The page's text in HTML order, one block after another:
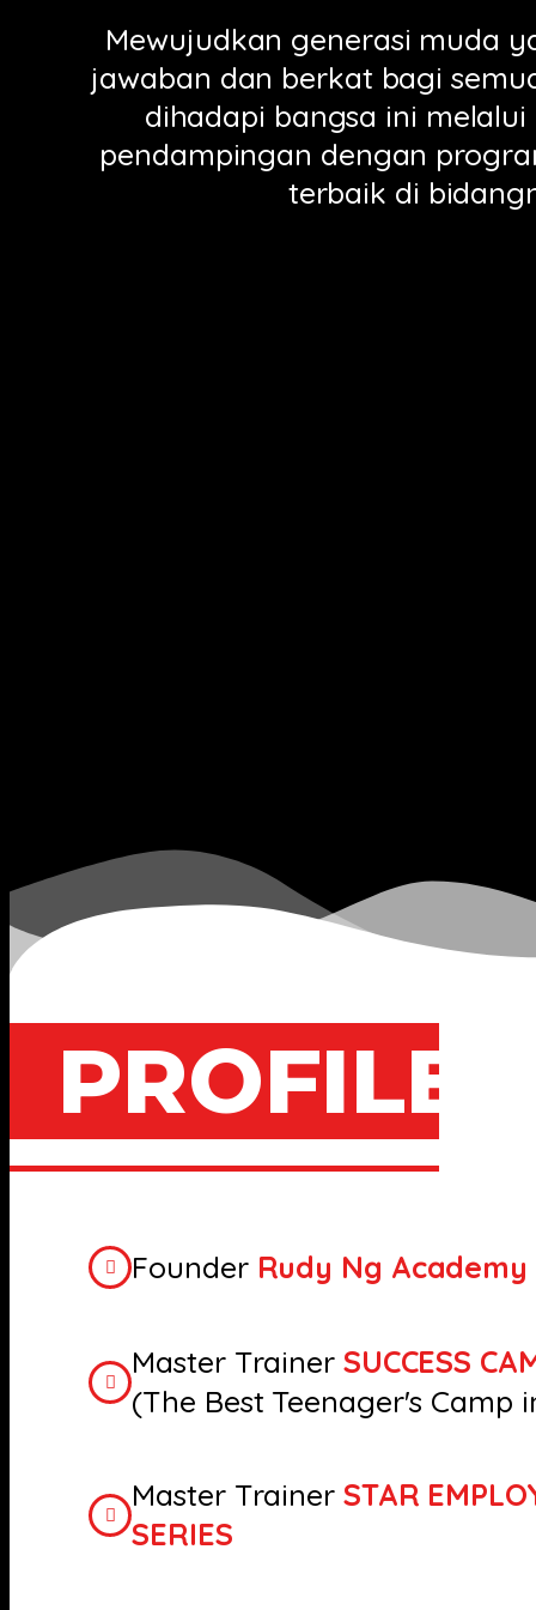
Mewujudkan generasi muda
jawaban dan berkat bagi
dihadapi bangsa ini
pendampingan dengan
terbaik di
PROFILE
Founder Rudy Ng Academy
Master Trainer SUCCESS
(The Best Teenager's Camp
Master Trainer STAR
SERIES